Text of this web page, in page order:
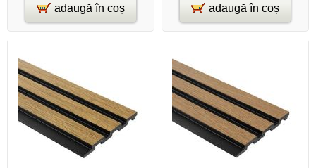
adaugă în coș adaugă în coș